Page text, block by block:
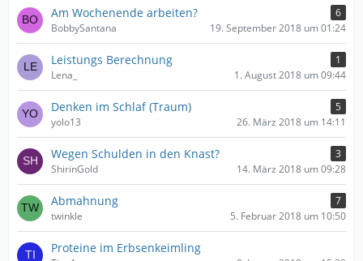
Am Wochenende arbeiten?
6
BobbySantana
19. September 2018 um 01:24
Leistungs Berechnung
1
Lena_
1. August 2018 um 09:44
Denken im Schlaf (Traum)
5
yolo13
26. März 2018 um 14:11
Wegen Schulden in den Knast?
3
ShirinGold
14. März 2018 um 09:28
Abmahnung
7
twinkle
5. Februar 2018 um 10:50
Proteine im Erbsenkeimling